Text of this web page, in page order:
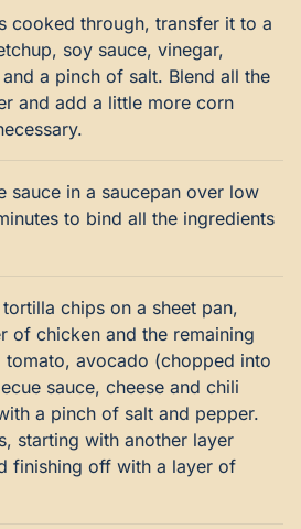
cooked through, transfer it to a
soy sauce, vinegar,
a pinch of salt. Blend all the
and add a little more corn
sauce in a saucepan over low
to bind all the ingredients
chips on a sheet pan,
of chicken and the remaining
tomato, avocado (chopped into
sauce, cheese and chili
a pinch of salt and pepper.
starting with another layer
finishing off with a layer of